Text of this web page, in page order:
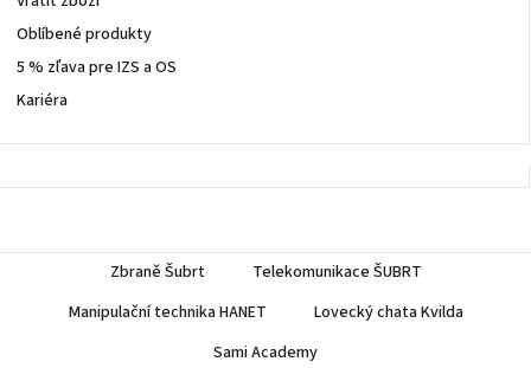
Oblíbené produkty
5 % zľava pre IZS a OS
Kariéra
Zbraně Šubrt
Telekomunikace ŠUBRT
Manipulační technika HANET
Lovecký chata Kvilda
Sami Academy